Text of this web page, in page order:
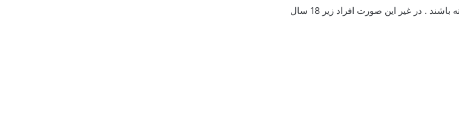
برای دریافت ویزای به صورت انفرادی مسافران دبی می بایستی بالای 18 سال سن داشته باشند . در غیر این صورت افراد زیر 18 سال